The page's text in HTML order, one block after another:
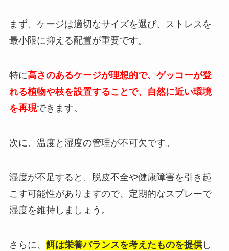
まず、ケージは適切なサイズを選び、ストレスを
最小限に抑える配置が重要です。
特に高さのあるケージが理想的で、ゲッコーが登
れる植物や枝を設置することで、自然に近い環境
を再現できます。
次に、温度と湿度の管理が不可欠です。
湿度が不足すると、脱皮不全や健康障害を引き起
こす可能性がありますので、定期的なスプレーで
湿度を維持しましょう。
さらに、 餌は栄養バランスを考えたものを提供し